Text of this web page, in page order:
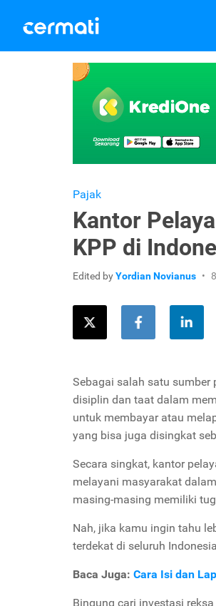
Pajak
Kantor
KPP di
Edited byYordian Novianus
Sebagai salah satu sumber
disiplin dan taat dalam
untuk membayar atau
yang bisa juga disingkat
Secara singkat, kantor
melayani masyarakat
masing-masing memiliki
Nah, jika kamu ingin tahu
terdekat di seluruh
Baca Juga: Cara Isi dan
Bingung cari investasi